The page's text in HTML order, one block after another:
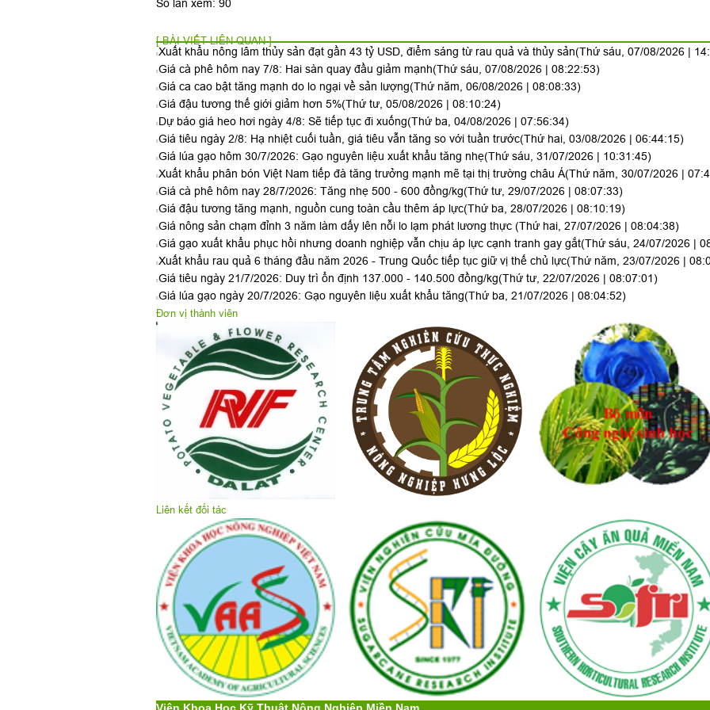
Số lần xem: 90
[ BÀI VIẾT LIÊN QUAN ]
Xuất khẩu nông lâm thủy sản đạt gần 43 tỷ USD, điểm sáng từ rau quả và thủy sản(Thứ sáu, 07/08/2026 |
Giá cà phê hôm nay 7/8: Hai sàn quay đầu giảm mạnh(Thứ sáu, 07/08/2026 | 08:22:53)
Giá ca cao bật tăng mạnh do lo ngại về sản lượng(Thứ năm, 06/08/2026 | 08:08:33)
Giá đậu tương thế giới giảm hơn 5%(Thứ tư, 05/08/2026 | 08:10:24)
Dự báo giá heo hơi ngày 4/8: Sẽ tiếp tục đi xuống(Thứ ba, 04/08/2026 | 07:56:34)
Giá tiêu ngày 2/8: Hạ nhiệt cuối tuần, giá tiêu vẫn tăng so với tuần trước(Thứ hai, 03/08/2026 | 06:44:15)
Giá lúa gạo hôm 30/7/2026: Gạo nguyên liệu xuất khẩu tăng nhẹ(Thứ sáu, 31/07/2026 | 10:31:45)
Xuất khẩu phân bón Việt Nam tiếp đà tăng trưởng mạnh mẽ tại thị trường châu Á(Thứ năm, 30/07/2026 |
Giá cà phê hôm nay 28/7/2026: Tăng nhẹ 500 - 600 đồng/kg(Thứ tư, 29/07/2026 | 08:07:33)
Giá đậu tương tăng mạnh, nguồn cung toàn cầu thêm áp lực(Thứ ba, 28/07/2026 | 08:10:19)
Giá nông sản chạm đỉnh 3 năm làm dấy lên nỗi lo lạm phát lương thực (Thứ hai, 27/07/2026 | 08:04:38)
Giá gạo xuất khẩu phục hồi nhưng doanh nghiệp vẫn chịu áp lực cạnh tranh gay gắt(Thứ sáu, 24/07/2026 |
Xuất khẩu rau quả 6 tháng đầu năm 2026 - Trung Quốc tiếp tục giữ vị thế chủ lực(Thứ năm, 23/07/2026 |
Giá tiêu ngày 21/7/2026: Duy trì ổn định 137.000 - 140.500 đồng/kg(Thứ tư, 22/07/2026 | 08:07:01)
Giá lúa gạo ngày 20/7/2026: Gạo nguyên liệu xuất khẩu tăng(Thứ ba, 21/07/2026 | 08:04:52)
Đơn vị thành viên
Liên kết đối tác